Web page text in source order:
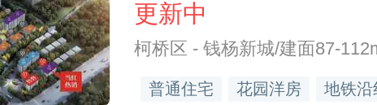
更新中
柯桥区 - 钱杨新城/建面87-
普通住宅 花园洋房 地铁沿